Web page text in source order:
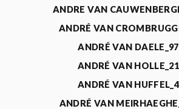
ANDRE VAN
ANDRÉ VAN
ANDRÉ VAN
ANDRÉ VAN
ANDRÉ VAN
ANDRÉ VAN